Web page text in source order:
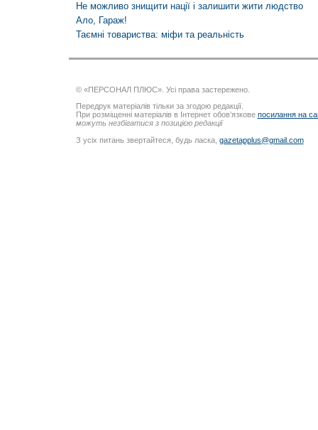
Не можливо знищити нації і залишити жити людство
Ало, Гараж!
Таємні товариства: міфи та реальність
© «ПЕРСОНАЛ ПЛЮС». Усі права застережено.
Передрук матеріалів тільки за згодою редакції.
При розміщенні матеріалів в Інтернет обов’язкове посилання на
можуть незбігатися з позицією редакції
З усіх питань звертайтеся, будь ласка, gazetapplus@gmail.com